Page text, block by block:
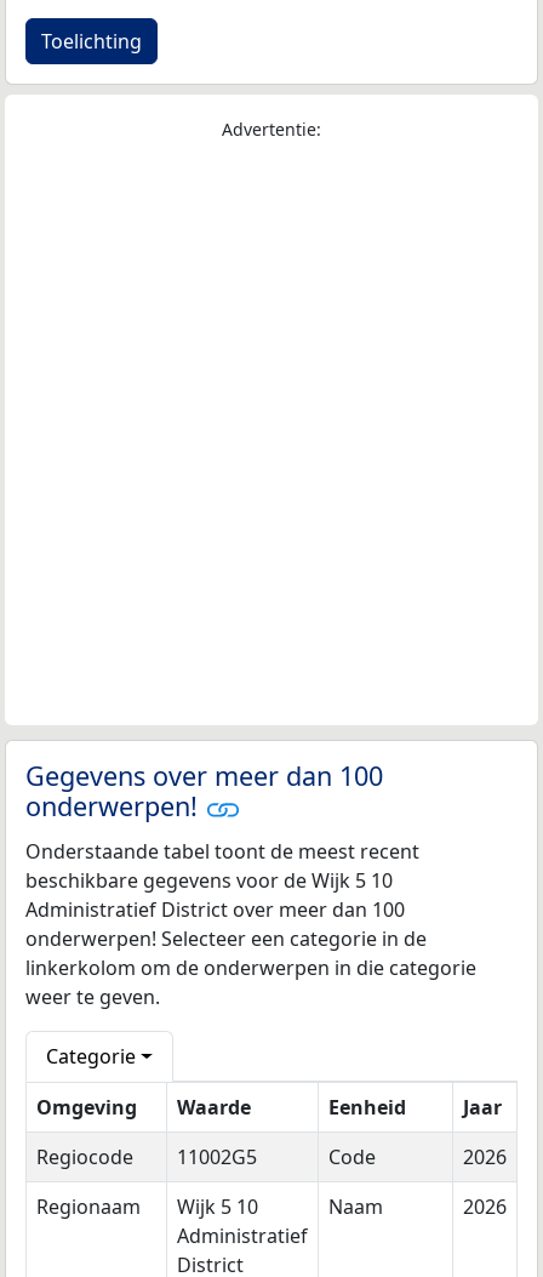
Toelichting
Advertentie:
Gegevens over meer dan 100
onderwerpen!
Onderstaande tabel toont de meest recent
beschikbare gegevens voor de Wijk 5 10
Administratief District over meer dan 100
onderwerpen! Selecteer een categorie in de
linkerkolom om de onderwerpen in die categorie
weer te geven.
Categorie
Omgeving
Waarde Eenheid
Jaar
Regiocode
11002G5 Code
2026
Regionaam
Wijk 5 10
Administratief
District
Naam 2026